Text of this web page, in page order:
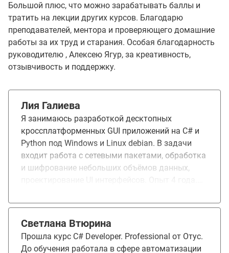
Большой плюс, что можно зарабатывать баллы и
тратить на лекции других курсов. Благодарю
преподавателей, ментора и проверяющего домашние
работы за их труд и старания. Особая благодарность
руководителю , Алексею Ягур, за креативность,
отзывчивость и поддержку.
Лия Галиева
Я занимаюсь разработкой десктопных
кроссплатформенных GUI приложений на C# и
Python под Windows и Linux debian. В задачи
входит работа с сетевыми пакетами, обработка
и шифрование небольших объёмов данных,
для программирования. Курс привлёк тем, что
хорошо структурирован. Для меня курс
содержал много новой информации, которая
Светлана Втюрина
Прошла курс C# Developer. Professional от Отус.
До обучения работала в сфере автоматизации